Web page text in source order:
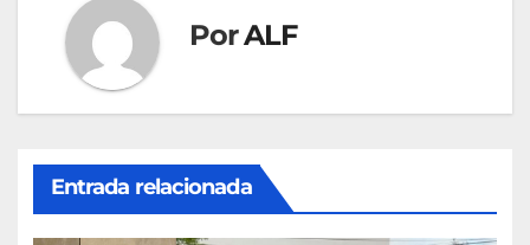
PorALF
Entrada relacionada